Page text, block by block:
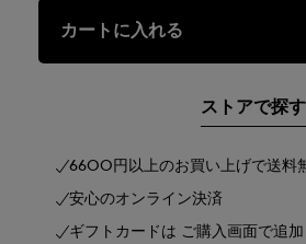
カートに入れる
ストアで探す
6600円以上のお買い上げで送料
安心のオンライン決済
ギフトカードは ご購入画面で追加